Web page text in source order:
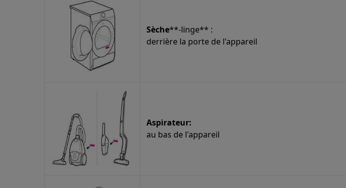
Sèche**-linge** :
derrière la porte de l'appareil
Aspirateur:
au bas de l'appareil